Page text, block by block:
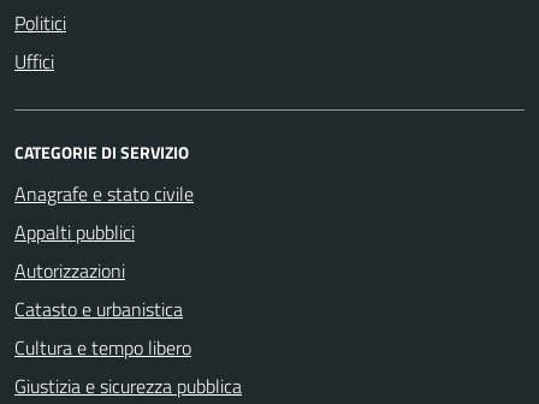
Politici
Uffici
CATEGORIE DI SERVIZIO
Anagrafe e stato civile
Appalti pubblici
Autorizzazioni
Catasto e urbanistica
Cultura e tempo libero
Giustizia e sicurezza pubblica